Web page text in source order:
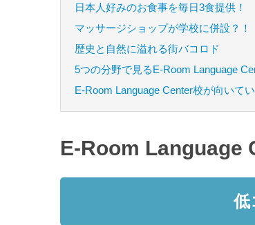
日本人好みのお食事を毎日3食提供！
マッサージショップが学校に併設？！
歴史と自然に溢れる街バコロド
5つの分野で見るE-Room Language
E-Room Language Center校が向いて
E-Room Language
低